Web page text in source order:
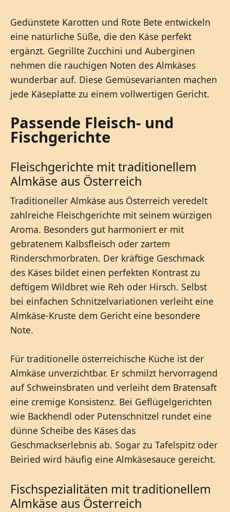
Gedünstete Karotten und Rote Bete entwickeln
eine natürliche Süße, die den Käse perfekt
ergänzt. Gegrillte Zucchini und Auberginen
nehmen die rauchigen Noten des Almkäses
wunderbar auf. Diese Gemüsevarianten machen
jede Käseplatte zu einem vollwertigen Gericht.
Passende Fleisch- und
Fischgerichte
Fleischgerichte mit traditionellem
Almkäse aus Österreich
Traditioneller Almkäse aus Österreich veredelt
zahlreiche Fleischgerichte mit seinem würzigen
Aroma. Besonders gut harmoniert er mit
gebratenem Kalbsfleisch oder zartem
Rinderschmorbraten. Der kräftige Geschmack
des Käses bildet einen perfekten Kontrast zu
deftigem Wildbret wie Reh oder Hirsch. Selbst
bei einfachen Schnitzelvariationen verleiht eine
Almkäse-Kruste dem Gericht eine besondere
Note.
Für traditionelle österreichische Küche ist der
Almkäse unverzichtbar. Er schmilzt hervorragend
auf Schweinsbraten und verleiht dem Bratensaft
eine cremige Konsistenz. Bei Geflügelgerichten
wie Backhendl oder Putenschnitzel rundet eine
dünne Scheibe des Käses das
Geschmackserlebnis ab. Sogar zu Tafelspitz oder
Beiried wird häufig eine Almkäsesauce gereicht.
Fischspezialitäten mit traditionellem
Almkäse aus Österreich